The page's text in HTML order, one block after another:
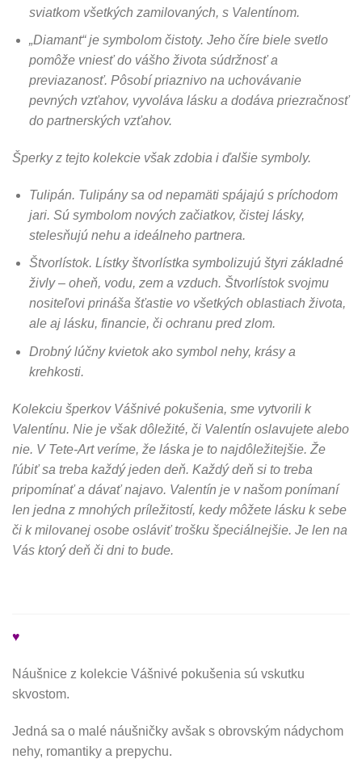
sviatkom všetkých zamilovaných, s Valentínom.
„Diamant“ je symbolom čistoty. Jeho číre biele svetlo
pomôže vniesť do vášho života súdržnosť a
previazanosť. Pôsobí priaznivo na uchovávanie
pevných vzťahov, vyvoláva lásku a dodáva priezračnosť
do partnerských vzťahov.
Šperky z tejto kolekcie však zdobia i ďalšie symboly.
Tulipán. Tulipány sa od nepamäti spájajú s príchodom
jari. Sú symbolom nových začiatkov, čistej lásky,
stelesňujú nehu a ideálneho partnera.
Štvorlístok. Lístky štvorlístka symbolizujú štyri základné
živly – oheň, vodu, zem a vzduch. Štvorlístok svojmu
nositeľovi prináša šťastie vo všetkých oblastiach života,
ale aj lásku, financie, či ochranu pred zlom.
Drobný lúčny kvietok ako symbol nehy, krásy a
krehkosti.
Kolekciu šperkov Vášnivé pokušenia, sme vytvorili k
Valentínu. Nie je však dôležité, či Valentín oslavujete alebo
nie. V Tete-Art veríme, že láska je to najdôležitejšie. Že
ľúbiť sa treba každý jeden deň. Každý deň si to treba
pripomínať a dávať najavo. Valentín je v našom ponímaní
len jedna z mnohých príležitostí, kedy môžete lásku k sebe
či k milovanej osobe osláviť trošku špeciálnejšie. Je len na
Vás ktorý deň či dni to bude.
♥
Náušnice z kolekcie Vášnivé pokušenia sú vskutku
skvostom.
Jedná sa o malé náušničky avšak s obrovským nádychom
nehy, romantiky a prepychu.